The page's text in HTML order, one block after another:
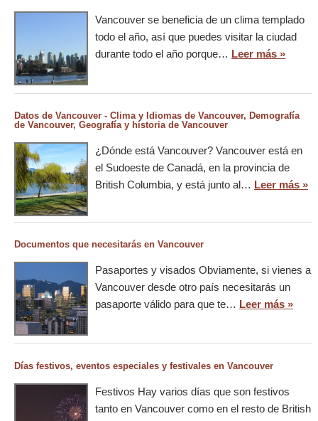
Vancouver se beneficia de un clima templado
todo el año, así que puedes visitar la ciudad
durante todo el año porque… Leer más »
Datos de Vancouver - Clima y Idiomas de Vancouver, Demografía
de Vancouver, Geografía y historia de Vancouver
¿Dónde está Vancouver? Vancouver está en
el Sudoeste de Canadá, en la provincia de
British Columbia, y está junto al… Leer más »
Documentos que necesitarás en Vancouver
Pasaportes y visados Obviamente, si vienes a
Vancouver desde otro país necesitarás un
pasaporte válido para que te… Leer más »
Días festivos, eventos especiales y festivales en Vancouver
Festivos Hay varios días que son festivos
tanto en Vancouver como en el resto de British